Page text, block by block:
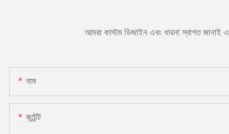
আমরা কাস্টম ডিজাইন এবং ধারনা স্বাগত জানাই
নাম
কন্টেন্ট